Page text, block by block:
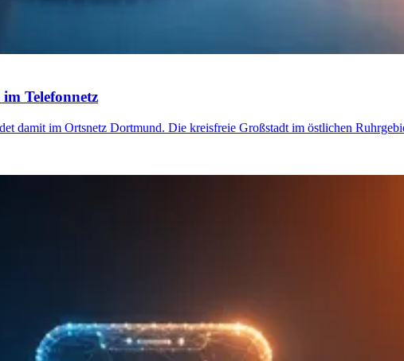
Telefonnetz
damit im Ortsnetz Dortmund. Die kreisfreie Großstadt im östlichen